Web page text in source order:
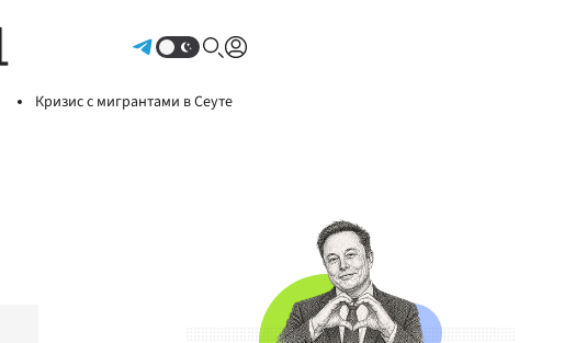
Кризис с мигрантами в Сеуте